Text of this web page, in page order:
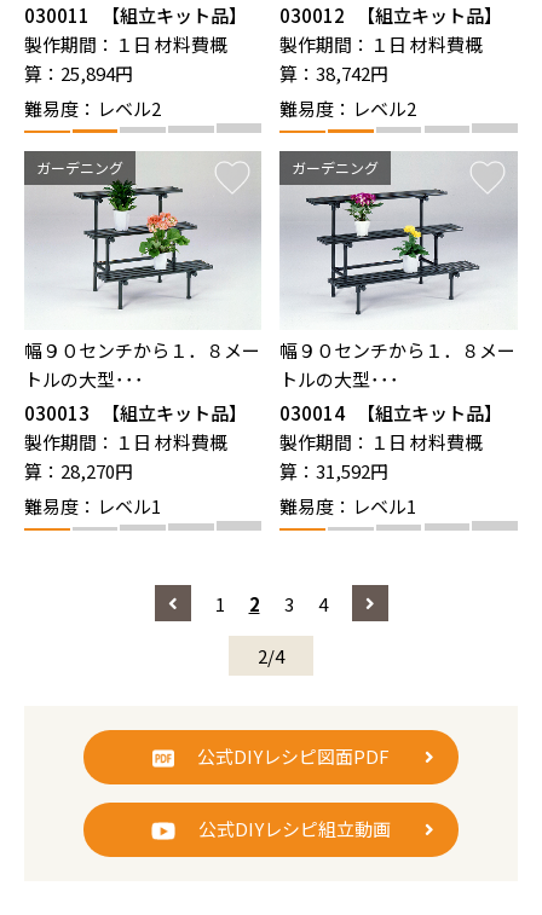
030011
【組立キット品】
盆栽棚（YFR-182）
製作期間：１日 材料費概
算：25,894円
難易度：レベル2
030012
【組立キット品】
盆栽棚（YFR-183）
製作期間：１日 材料費概
算：38,742円
難易度：レベル2
ガーデニング
幅９０センチから１．８メー
トルの大型･･･
030013
【組立キット品】
フラワースタンド（FE-349
0）
製作期間：１日 材料費概
算：28,270円
難易度：レベル1
ガーデニング
幅９０センチから１．８メー
トルの大型･･･
030014
【組立キット品】
フラワースタンド（FE-3412
0）
製作期間：１日 材料費概
算：31,592円
難易度：レベル1
2/4
1 2 3 4
公式DIYレシピ図面PDF
公式DIYレシピ組立動画